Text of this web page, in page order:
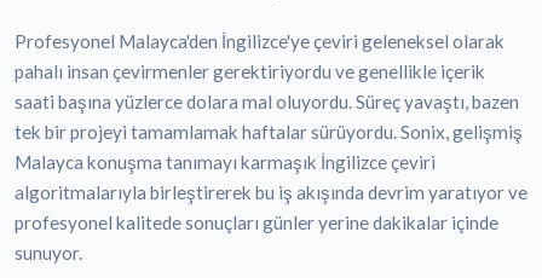
Profesyonel Malayca'den İngilizce'ye çeviri geleneksel olarak
pahalı insan çevirmenler gerektiriyordu ve genellikle içerik
saati başına yüzlerce dolara mal oluyordu. Süreç yavaştı, bazen
tek bir projeyi tamamlamak haftalar sürüyordu. Sonix, gelişmiş
Malayca konuşma tanımayı karmaşık İngilizce çeviri
algoritmalarıyla birleştirerek bu iş akışında devrim yaratıyor ve
profesyonel kalitede sonuçları günler yerine dakikalar içinde
sunuyor.